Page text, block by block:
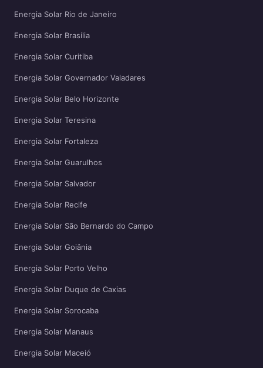
Energia Solar Rio de Janeiro
Energia Solar Brasília
Energia Solar Curitiba
Energia Solar Governador Valadares
Energia Solar Belo Horizonte
Energia Solar Teresina
Energia Solar Fortaleza
Energia Solar Guarulhos
Energia Solar Salvador
Energia Solar Recife
Energia Solar São Bernardo do Campo
Energia Solar Goiânia
Energia Solar Porto Velho
Energia Solar Duque de Caxias
Energia Solar Sorocaba
Energia Solar Manaus
Energia Solar Maceió